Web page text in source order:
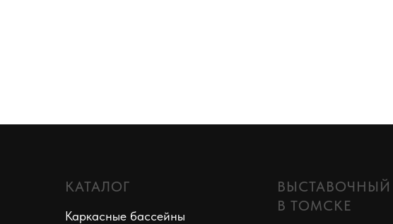
КАТАЛОГ
Каркасные бассейны
ВЫСТАВОЧНЫЙ
В ТОМСКЕ